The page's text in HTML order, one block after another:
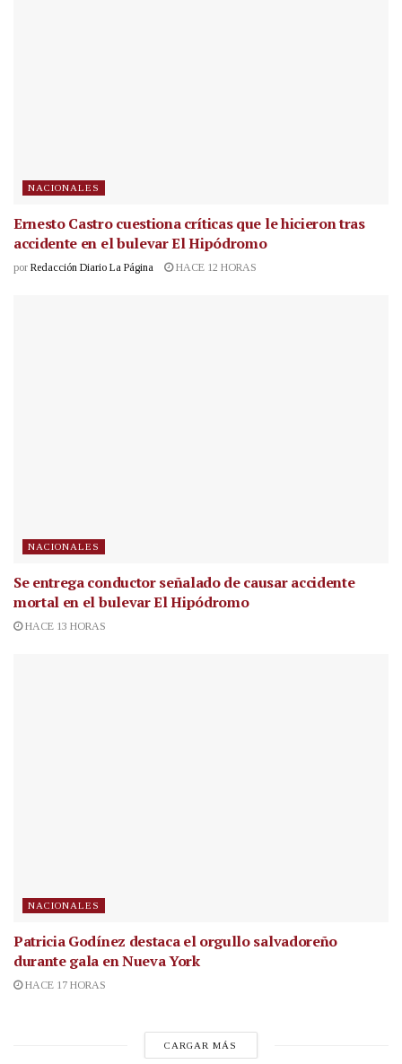
NACIONALES
Ernesto Castro cuestiona críticas que le hicieron tras
accidente en el bulevar El Hipódromo
por Redacción Diario La Página HACE 12 HORAS
NACIONALES
Se entrega conductor señalado de causar accidente
mortal en el bulevar El Hipódromo
HACE 13 HORAS
NACIONALES
Patricia Godínez destaca el orgullo salvadoreño
durante gala en Nueva York
HACE 17 HORAS
CARGAR MÁS